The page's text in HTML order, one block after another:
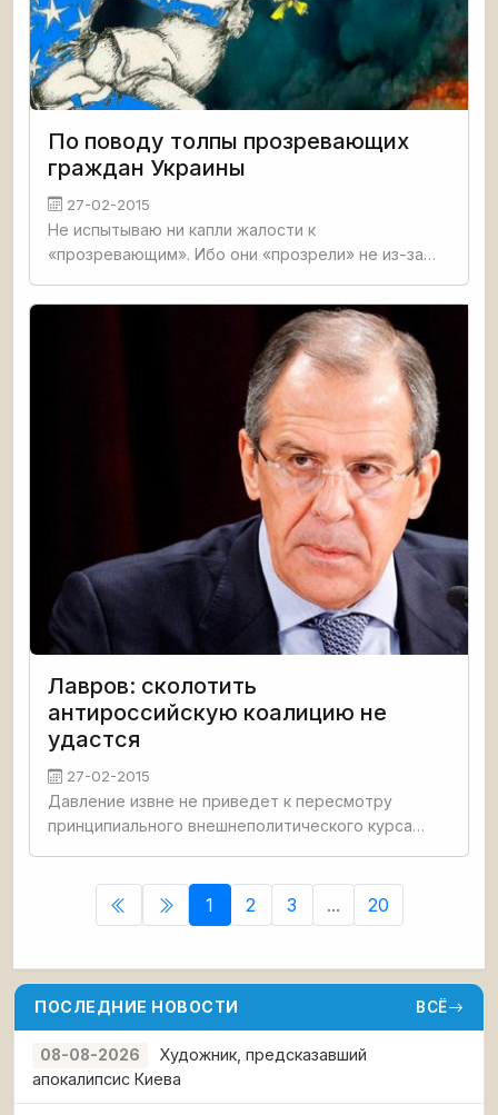
По поводу толпы прозревающих
граждан Украины
27-02-2015
Не испытываю ни капли жалости к
«прозревающим». Ибо они «прозрели» не из-за
становится нечем… Стоны: «А мы не знали. Мы
хотели как лучше» похожи на нытьё
Лавров: сколотить
антироссийскую коалицию не
удастся
27-02-2015
Давление извне не приведет к пересмотру
принципиального внешнеполитического курса
1 2 3 ... 20
ПОСЛЕДНИЕ НОВОСТИ ВСЁ
08-08-2026
Художник, предсказавший
апокалипсис Киева